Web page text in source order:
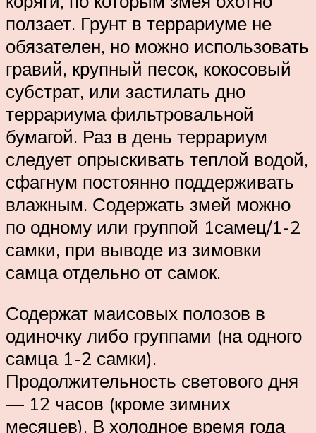
ползает. Грунт в террариуме не
обязателен, но можно использовать
гравий, крупный песок, кокосовый
субстрат, или застилать дно
террариума фильтровальной
бумагой. Раз в день террариум
следует опрыскивать теплой водой,
сфагнум постоянно поддерживать
влажным. Содержать змей можно
по одному или группой 1самец/1-2
самки, при выводе из зимовки
самца отдельно от самок.
Содержат маисовых полозов в
одиночку либо группами (на одного
самца 1-2 самки).
Продолжительность светового дня
— 12 часов (кроме зимних
месяцев). В холодное время года